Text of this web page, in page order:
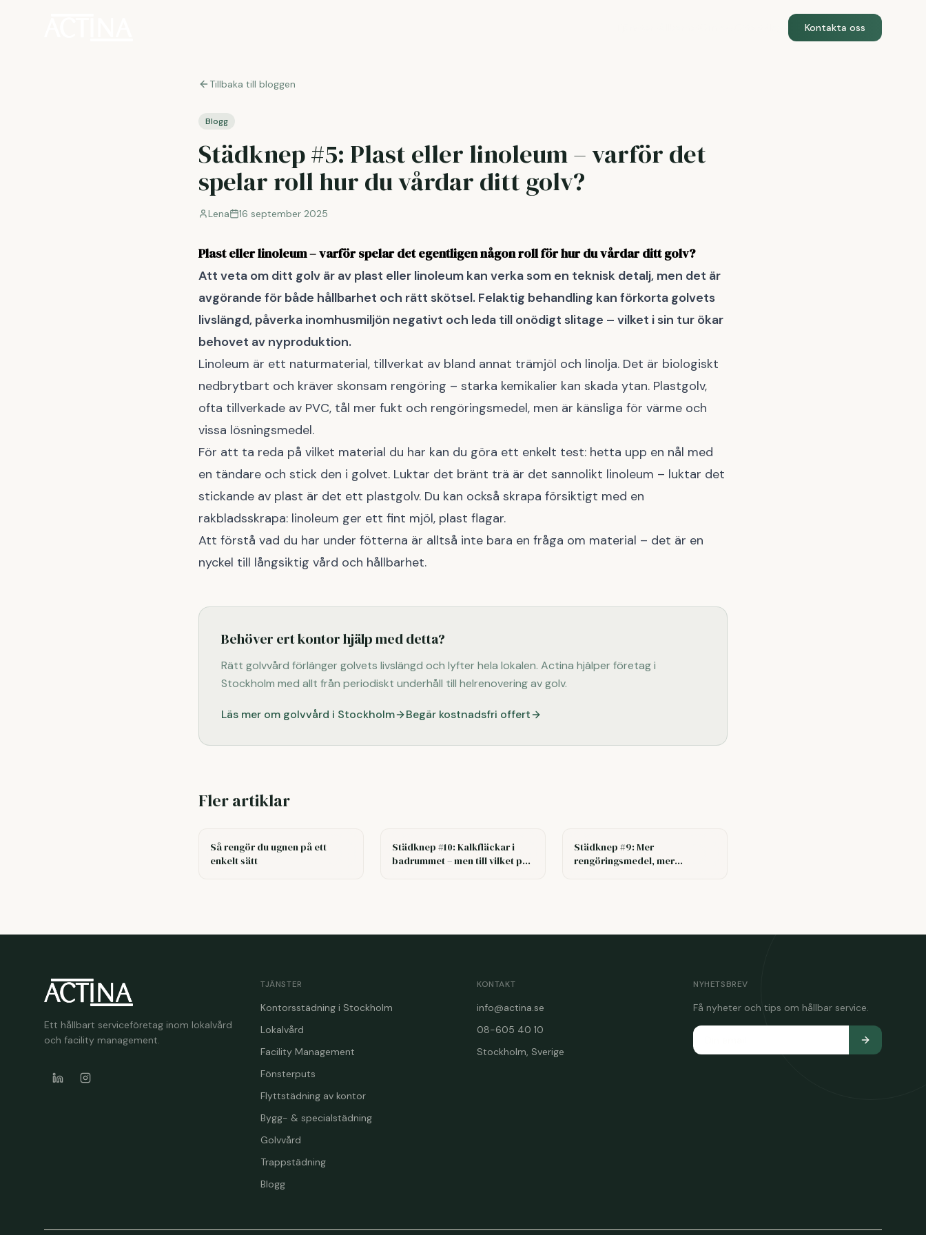
Kontakta oss
Tillbaka till bloggen
Blogg
Städknep #5: Plast eller linoleum – varför det
spelar roll hur du vårdar ditt golv?
Lena 16 september 2025
Plast eller linoleum – varför spelar det egentligen någon roll för hur du vårdar ditt golv?
Att veta om ditt golv är av plast eller linoleum kan verka som en teknisk detalj, men det är
avgörande för både hållbarhet och rätt skötsel. Felaktig behandling kan förkorta golvets
livslängd, påverka inomhusmiljön negativt och leda till onödigt slitage – vilket i sin tur ökar
behovet av nyproduktion.
Linoleum är ett naturmaterial, tillverkat av bland annat trämjöl och linolja. Det är biologiskt
nedbrytbart och kräver skonsam rengöring – starka kemikalier kan skada ytan. Plastgolv,
ofta tillverkade av PVC, tål mer fukt och rengöringsmedel, men är känsliga för värme och
vissa lösningsmedel.
För att ta reda på vilket material du har kan du göra ett enkelt test: hetta upp en nål med
en tändare och stick den i golvet. Luktar det bränt trä är det sannolikt linoleum – luktar det
stickande av plast är det ett plastgolv. Du kan också skrapa försiktigt med en
rakbladsskrapa: linoleum ger ett fint mjöl, plast flagar.
Att förstå vad du har under fötterna är alltså inte bara en fråga om material – det är en
nyckel till långsiktig vård och hållbarhet.
Behöver ert kontor hjälp med detta?
Rätt golvvård förlänger golvets livslängd och lyfter hela lokalen. Actina hjälper företag i
Stockholm med allt från periodiskt underhåll till helrenovering av golv.
Läs mer om golvvård i Stockholm Begär kostnadsfri offert
Fler artiklar
Så rengör du ugnen på ett
enkelt sätt
Städknep #10: Kalkfläckar i
badrummet – men till vilket pris
Städknep #9: Mer
rengöringsmedel, mer
Ett hållbart serviceföretag inom lokalvård
och facility management.
TJÄNSTER
Kontorsstädning i Stockholm
Lokalvård
Facility Management
Fönsterputs
Flyttstädning av kontor
Bygg- & specialstädning
Golvvård
Trappstädning
Blogg
KONTAKT
info@actina.se
08-605 40 10
Stockholm, Sverige
NYHETSBREV
Få nyheter och tips om hållbar service.